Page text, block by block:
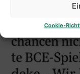
Cookie-